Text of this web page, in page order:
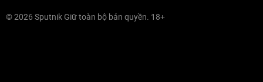
© 2026 Sputnik Giữ toàn bộ bản quyền. 18+